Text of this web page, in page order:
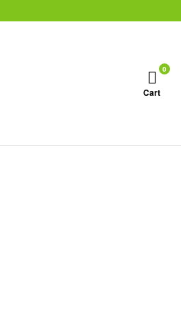
Cart
0